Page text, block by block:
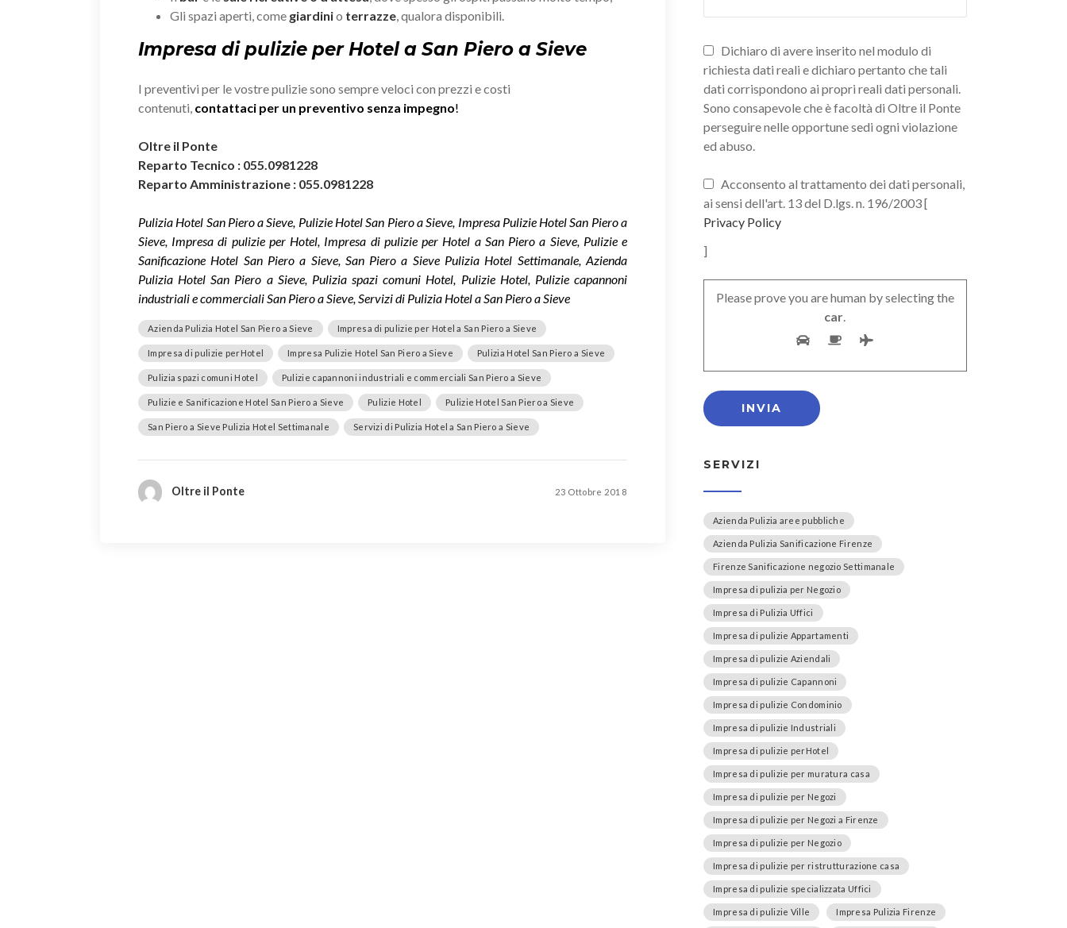
Gli spazi aperti, come giardinio terrazze, qualora disponibili.
Impresa di pulizie per Hotel a San Piero a Sieve
I preventivi per le vostre pulizie sono sempre veloci con prezzi e costi
contenuti, contattaci per un preventivo senza impegno!
Oltre il Ponte
Reparto Tecnico : 055.0981228
Reparto Amministrazione : 055.0981228
Pulizia Hotel San Piero a Sieve, Pulizie Hotel San Piero a Sieve, Impresa Pulizie Hotel San Piero a
Sieve, Impresa di pulizie per Hotel, Impresa di pulizie per Hotel a San Piero a Sieve, Pulizie e
Sanificazione Hotel San Piero a Sieve, San Piero a Sieve Pulizia Hotel Settimanale, Azienda
Pulizia Hotel San Piero a Sieve, Pulizia spazi comuni Hotel, Pulizie Hotel, Pulizie capannoni
industriali e commerciali San Piero a Sieve, Servizi di Pulizia Hotel a San Piero a Sieve
Azienda Pulizia Hotel San Piero a Sieve Impresa di pulizie per Hotel a San Piero a Sieve
Impresa di pulizie perHotel Impresa Pulizie Hotel San Piero a Sieve Pulizia Hotel San Piero a Sieve
Pulizia spazi comuni Hotel Pulizie capannoni industriali e commerciali San Piero a Sieve
Pulizie e Sanificazione Hotel San Piero a Sieve Pulizie Hotel Pulizie Hotel San Piero a Sieve
San Piero a Sieve Pulizia Hotel Settimanale Servizi di Pulizia Hotel a San Piero a Sieve
Oltre il Ponte 23 Ottobre 2018
Dichiaro di avere inserito nel modulo di
richiesta dati reali e dichiaro pertanto che tali
dati corrispondono ai propri reali dati personali.
Sono consapevole che è facoltà di Oltre il Ponte
perseguire nelle opportune sedi ogni violazione
ed abuso.
Acconsento al trattamento dei dati personali,
ai sensi dell'art. 13 del D.lgs. n. 196/2003 [
Privacy Policy
]
Please prove you are human by selecting the
car.
SERVIZI
Azienda Pulizia aree pubbliche
Azienda Pulizia Sanificazione Firenze
Firenze Sanificazione negozio Settimanale
Impresa di pulizia per Negozio
Impresa di Pulizia Uffici
Impresa di pulizie Appartamenti
Impresa di pulizie Aziendali
Impresa di pulizie Capannoni
Impresa di pulizie Condominio
Impresa di pulizie Industriali
Impresa di pulizie perHotel
Impresa di pulizie per muratura casa
Impresa di pulizie per Negozi
Impresa di pulizie per Negozi a Firenze
Impresa di pulizie per Negozio
Impresa di pulizie per ristrutturazione casa
Impresa di pulizie specializzata Uffici
Impresa di pulizie Ville Impresa Pulizia Firenze